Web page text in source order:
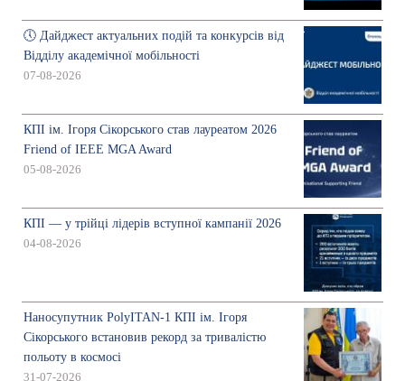
🕔 Дайджест актуальних подій та конкурсів від
Відділу академічної мобільності
07-08-2026
КПІ ім. Ігоря Сікорського став лауреатом 2026
Friend of IEEE MGA Award
05-08-2026
КПІ — у трійці лідерів вступної кампанії 2026
04-08-2026
Наносупутник PolyITAN-1 КПІ ім. Ігоря
Сікорського встановив рекорд за тривалістю
польоту в космосі
31-07-2026